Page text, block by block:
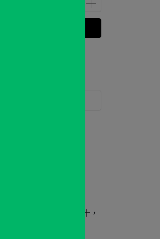
作禮物。
造佔比高達百分之七十，